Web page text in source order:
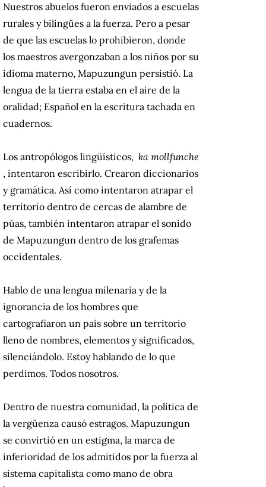
Nuestros abuelos fueron enviados a escuelas
rurales y bilingües a la fuerza. Pero a pesar
de que las escuelas lo prohibieron, donde
los maestros avergonzaban a los niños por su
idioma materno, Mapuzungun persistió. La
lengua de la tierra estaba en el aire de la
oralidad; Español en la escritura tachada en
cuadernos.
Los antropólogos lingüísticos, ka mollfunche
, intentaron escribirlo. Crearon diccionarios
y gramática. Así como intentaron atrapar el
territorio dentro de cercas de alambre de
púas, también intentaron atrapar el sonido
de Mapuzungun dentro de los grafemas
occidentales.
Hablo de una lengua milenaria y de la
ignorancia de los hombres que
cartografiaron un país sobre un territorio
lleno de nombres, elementos y significados,
silenciándolo. Estoy hablando de lo que
perdimos. Todos nosotros.
Dentro de nuestra comunidad, la política de
la vergüenza causó estragos. Mapuzungun
se convirtió en un estigma, la marca de
inferioridad de los admitidos por la fuerza al
sistema capitalista como mano de obra